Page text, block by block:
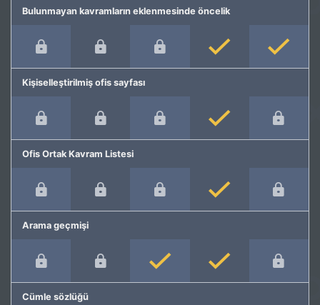
Bulunmayan kavramların eklenmesinde öncelik
Kişiselleştirilmiş ofis sayfası
Ofis Ortak Kavram Listesi
Arama geçmişi
Cümle sözlüğü